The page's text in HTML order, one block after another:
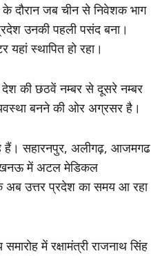
दौरान जब चीन से निवेशक भाग
उनकी पहली पसंद बना।
स्थापित हो रहा।
देश की छठवें नम्बर से दूसरे नम्बर
बनने की ओर अग्रसर है।
हैं। सहारनपुर, अलीगढ़, आजमगढ
लखनऊ में अटल मेडिकल
अब उत्तर प्रदेश का समय आ रहा
में रक्षामंत्री राजनाथ सिंह